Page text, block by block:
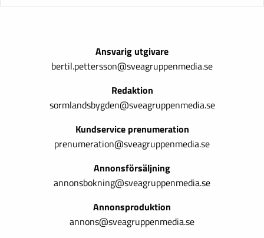
Ansvarig utgivare
bertil.pettersson@sveagruppenmedia.se
Redaktion
sormlandsbygden@sveagruppenmedia.se
Kundservice prenumeration
prenumeration@sveagruppenmedia.se
Annonsförsäljning
annonsbokning@sveagruppenmedia.se
Annonsproduktion
annons@sveagruppenmedia.se